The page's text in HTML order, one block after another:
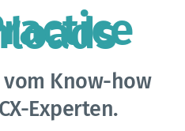
Know-how
Experten.